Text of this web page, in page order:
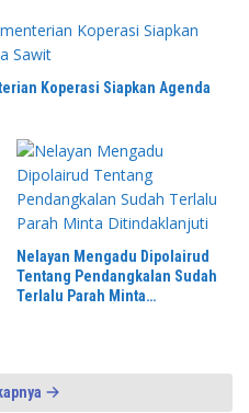
Koperasi Siapkan Agenda
Nelayan Mengadu Dipolairud
Tentang Pendangkalan Sudah
Terlalu Parah Minta